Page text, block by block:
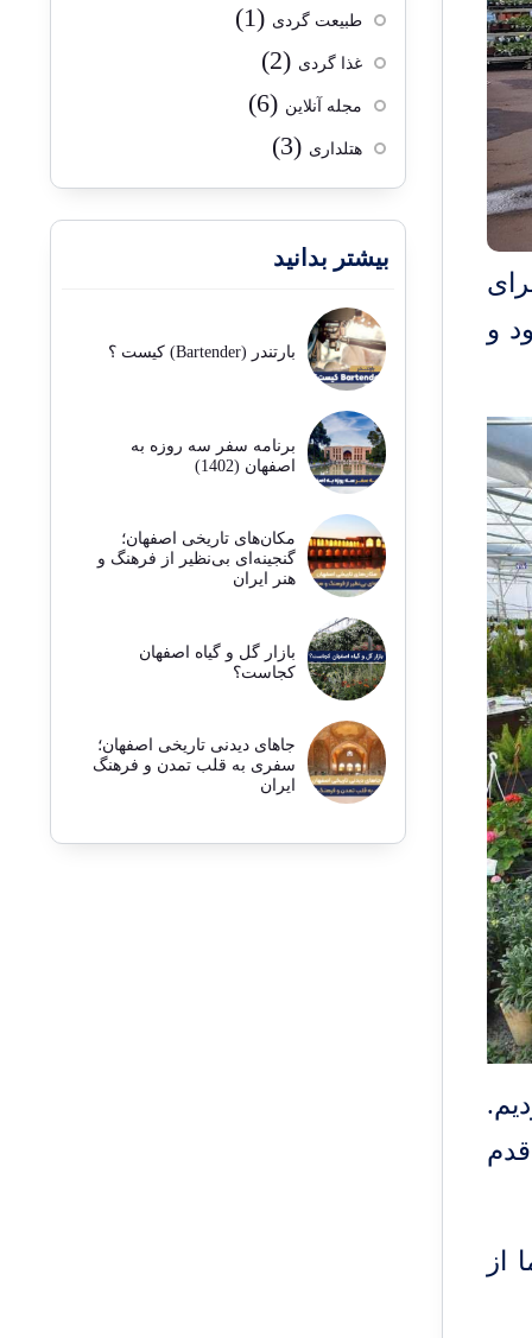
و
از
طبیعت گردی (1)
غذا گردی (2)
مجله آنلاین (6)
هتلداری (3)
بیشتر بدانید
بارتندر (Bartender) کیست ؟
برنامه سفر سه روزه به
اصفهان (1402)
مکان‌های تاریخی اصفهان؛
گنجینه‌ای بی‌نظیر از فرهنگ و
هنر ایران
بازار گل و گیاه اصفهان
کجاست؟
جاهای دیدنی تاریخی اصفهان؛
سفری به قلب تمدن و فرهنگ
ایران